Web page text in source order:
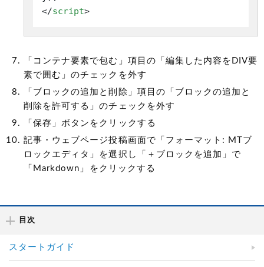
</script>
「コンテナ要素で包む」項目の「編集した内容をDIV要
素で囲む」のチェックを外す
「ブロックの追加と削除」項目の「ブロックの追加と
削除を許可する」のチェックを外す
「保存」ボタンをクリックする
記事・ウェブページ投稿画面で「フォーマット: MTブ
ロックエディタ」を選択し「＋ブロックを追加」で
「Markdown」をクリックする
目次
スタートガイド